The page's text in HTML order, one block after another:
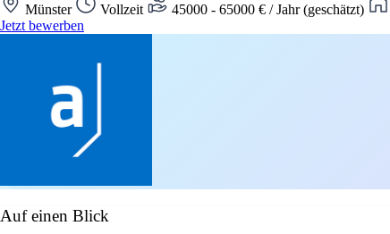
Münster Vollzeit 45000 - 65000 € / Jahr (geschätzt)
Jetzt bewerben
Auf einen Blick